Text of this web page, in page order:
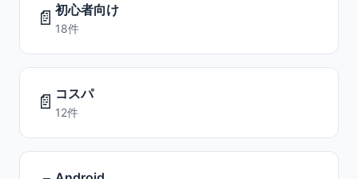
📄 初心者向け
18件
📄 コスパ
12件